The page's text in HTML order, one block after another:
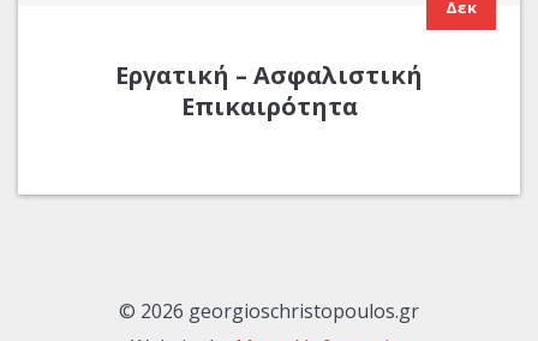
Δεκ
Εργατική – Ασφαλιστική
Επικαιρότητα
© 2026 georgioschristopoulos.gr